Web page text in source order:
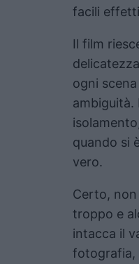
facili
Il film
ogni
ambiguità.
quando si
vero.
Certo,
troppo e
intacca il
fotografia,